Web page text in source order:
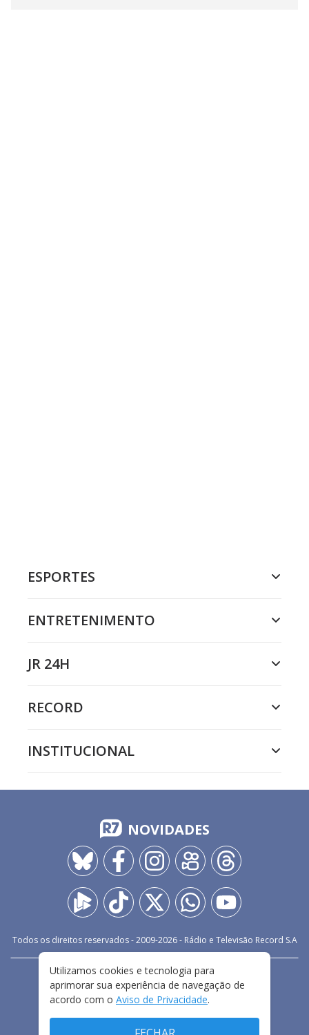
ESPORTES
ENTRETENIMENTO
JR 24H
RECORD
INSTITUCIONAL
NOVIDADES
Todos os direitos reservados - 2009-2026- Rádio e Televisão Record S.A
FALE CONOSCO
PRIVACIDADE
TERMOS E CONDIÇÕES DE USO
Utilizamos cookies e tecnologia para
aprimorar sua experiência de navegação de
acordo com o Aviso de Privacidade.